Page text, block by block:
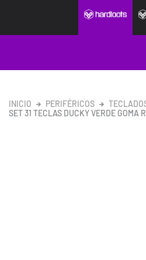
contenido
INICIO PERIFÉRICOS
SET 31 TECLAS DUCKY VERDE GOMA